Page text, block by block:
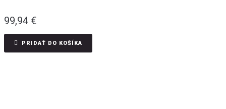
99,94 €
PRIDAŤ DO KOŠÍKA